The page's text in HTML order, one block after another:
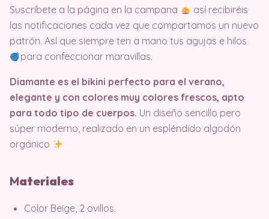
Suscríbete a la página en la campana
así recibiréis
las notificaciones cada vez que compartamos un nuevo
patrón. Así que siempre ten a mano tus agujas e hilos
para confeccionar maravillas.
Diamante es el bikini perfecto para el verano,
elegante y con colores muy colores frescos, apto
para todo tipo de cuerpos. Un diseño sencillo pero
súper moderno, realizado en un espléndido algodón
orgánico
Materiales
Color Beige, 2 ovillos.